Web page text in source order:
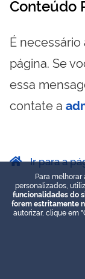
Conteúdo
É
página. Se
essa
contate a
Ir para a
Para
personalizados,
funcionalidades do
forem estritamente
autorizar, clique em